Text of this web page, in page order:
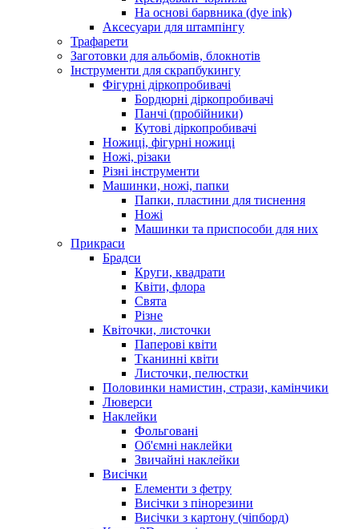
На основі барвника (dye ink)
Аксесуари для штампінгу
Трафарети
Заготовки для альбомів, блокнотів
Інструменти для скрапбукингу
Фігурні діркопробивачі
Бордюрні діркопробивачі
Панчі (пробійники)
Кутові діркопробивачі
Ножиці, фігурні ножиці
Ножі, різаки
Різні інструменти
Машинки, ножі, папки
Папки, пластини для тиснення
Ножі
Машинки та приспособи для них
Прикраси
Брадси
Круги, квадрати
Квіти, флора
Свята
Різне
Квіточки, листочки
Паперові квіти
Тканинні квіти
Листочки, пелюстки
Половинки намистин, стрази, камінчики
Люверси
Наклейки
Фольговані
Об'ємні наклейки
Звичайні наклейки
Висічки
Елементи з фетру
Висічки з пінорезини
Висічки з картону (чіпборд)